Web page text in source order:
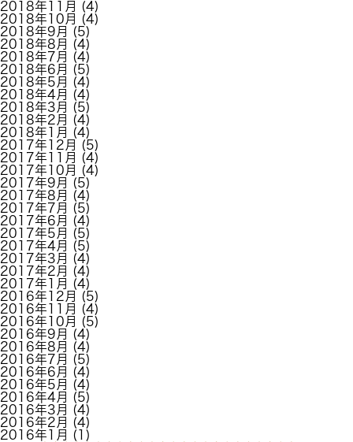
2018年11月
(4)
2018年10月
(4)
2018年9月
(5)
2018年8月
(4)
2018年7月
(4)
2018年6月
(5)
2018年5月
(4)
2018年4月
(4)
2018年3月
(5)
2018年2月
(4)
2018年1月
(4)
2017年12月
(5)
2017年11月
(4)
2017年10月
(4)
2017年9月
(5)
2017年8月
(4)
2017年7月
(5)
2017年6月
(4)
2017年5月
(5)
2017年4月
(5)
2017年3月
(4)
2017年2月
(4)
2017年1月
(4)
2016年12月
(5)
2016年11月
(4)
2016年10月
(5)
2016年9月
(4)
2016年8月
(4)
2016年7月
(5)
2016年6月
(4)
2016年5月
(4)
2016年4月
(5)
2016年3月
(4)
2016年2月
(4)
2016年1月
(1)